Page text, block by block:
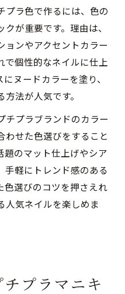
プラ色で作るには、色の
が重要です。理由は、
ョンやアクセントカラー
で個性的なネイルに仕上
ヌードカラーを塗り、
法が人気です。
チプラブランドのカラー
わせた色選びをすること
題のマット仕上げやシア
手軽にトレンド感のある
色選びのコツを押さえれ
人気ネイルを楽しめま
プラマニキ